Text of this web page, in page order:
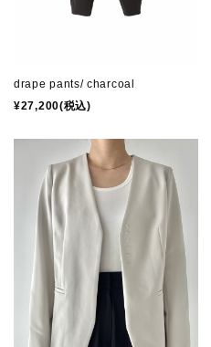
drape pants/ charcoal
¥27,200(税込)